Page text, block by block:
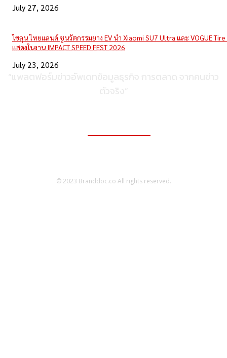
July 27, 2026
ไซลุน ไทยแลนด์ ชูนวัตกรรมยาง EV นำ Xiaomi SU7 Ultra และ VOGUE
แสดงในงาน IMPACT SPEED FEST 2026
July 23, 2026
© 2023 Branddoc.co All rights reserved.